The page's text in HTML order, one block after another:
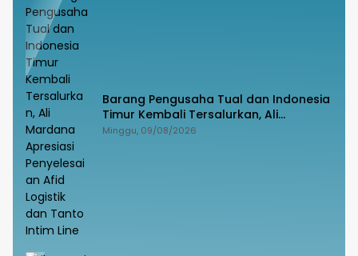
Barang Pengusaha Tual dan Indonesia
Timur Kembali Tersalurkan, Ali
Mardana Apresiasi Penyelesaian Afid
Minggu, 09/08/2026